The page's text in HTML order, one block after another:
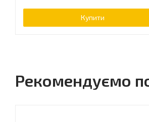
Купити
Рекомендуємо